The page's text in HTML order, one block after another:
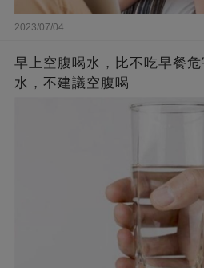
2023/07/04
早上空腹喝水，比不吃早餐
水，不建議空腹喝